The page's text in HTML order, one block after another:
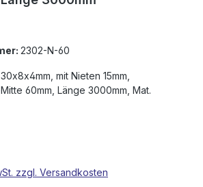
2302-N-60
3000mm, Mat.
zzgl. Versandkosten